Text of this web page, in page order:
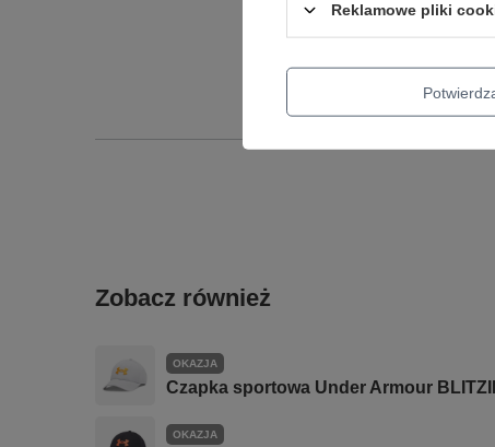
Zobacz również
OKAZJA
Czapka sportowa Under Armour
OKAZJA
Reklamowe pliki